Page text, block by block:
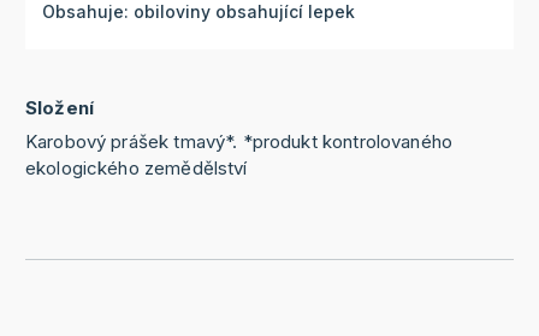
Obsahuje: obiloviny obsahující lepek
Složení
Karobový prášek tmavý*. *produkt kontrolovaného
ekologického zemědělství